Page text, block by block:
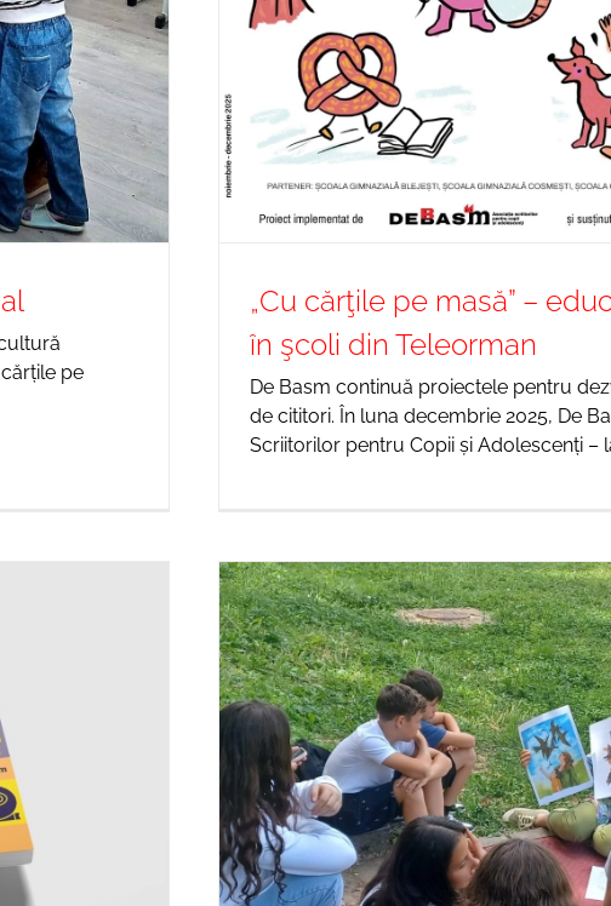
pe
„Cu cărţile pe masă” –
în şcoli din Teleorman
De Basm continuă proiectele pentru
de cititori. În luna decembrie 2025, De
Scriitorilor pentru Copii și Adolescenți –